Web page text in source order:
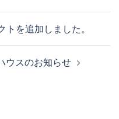
を追加しました。
ウスのお知らせ